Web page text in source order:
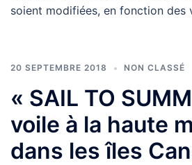
soient modifiées, en fonction des
20 SEPTEMBRE 2018 NON CLASSÉ
« SAIL TO
voile à la haute
dans les îles